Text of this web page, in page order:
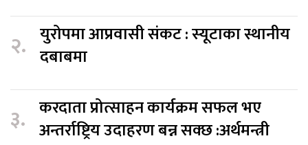
२. युरोपमा आप्रवासी संकट : स्यूटाका स्थानीय
दबाबमा
३. करदाता प्रोत्साहन कार्यक्रम सफल भए
अन्तर्राष्ट्रिय उदाहरण बन्न सक्छ :अर्थमन्त्री